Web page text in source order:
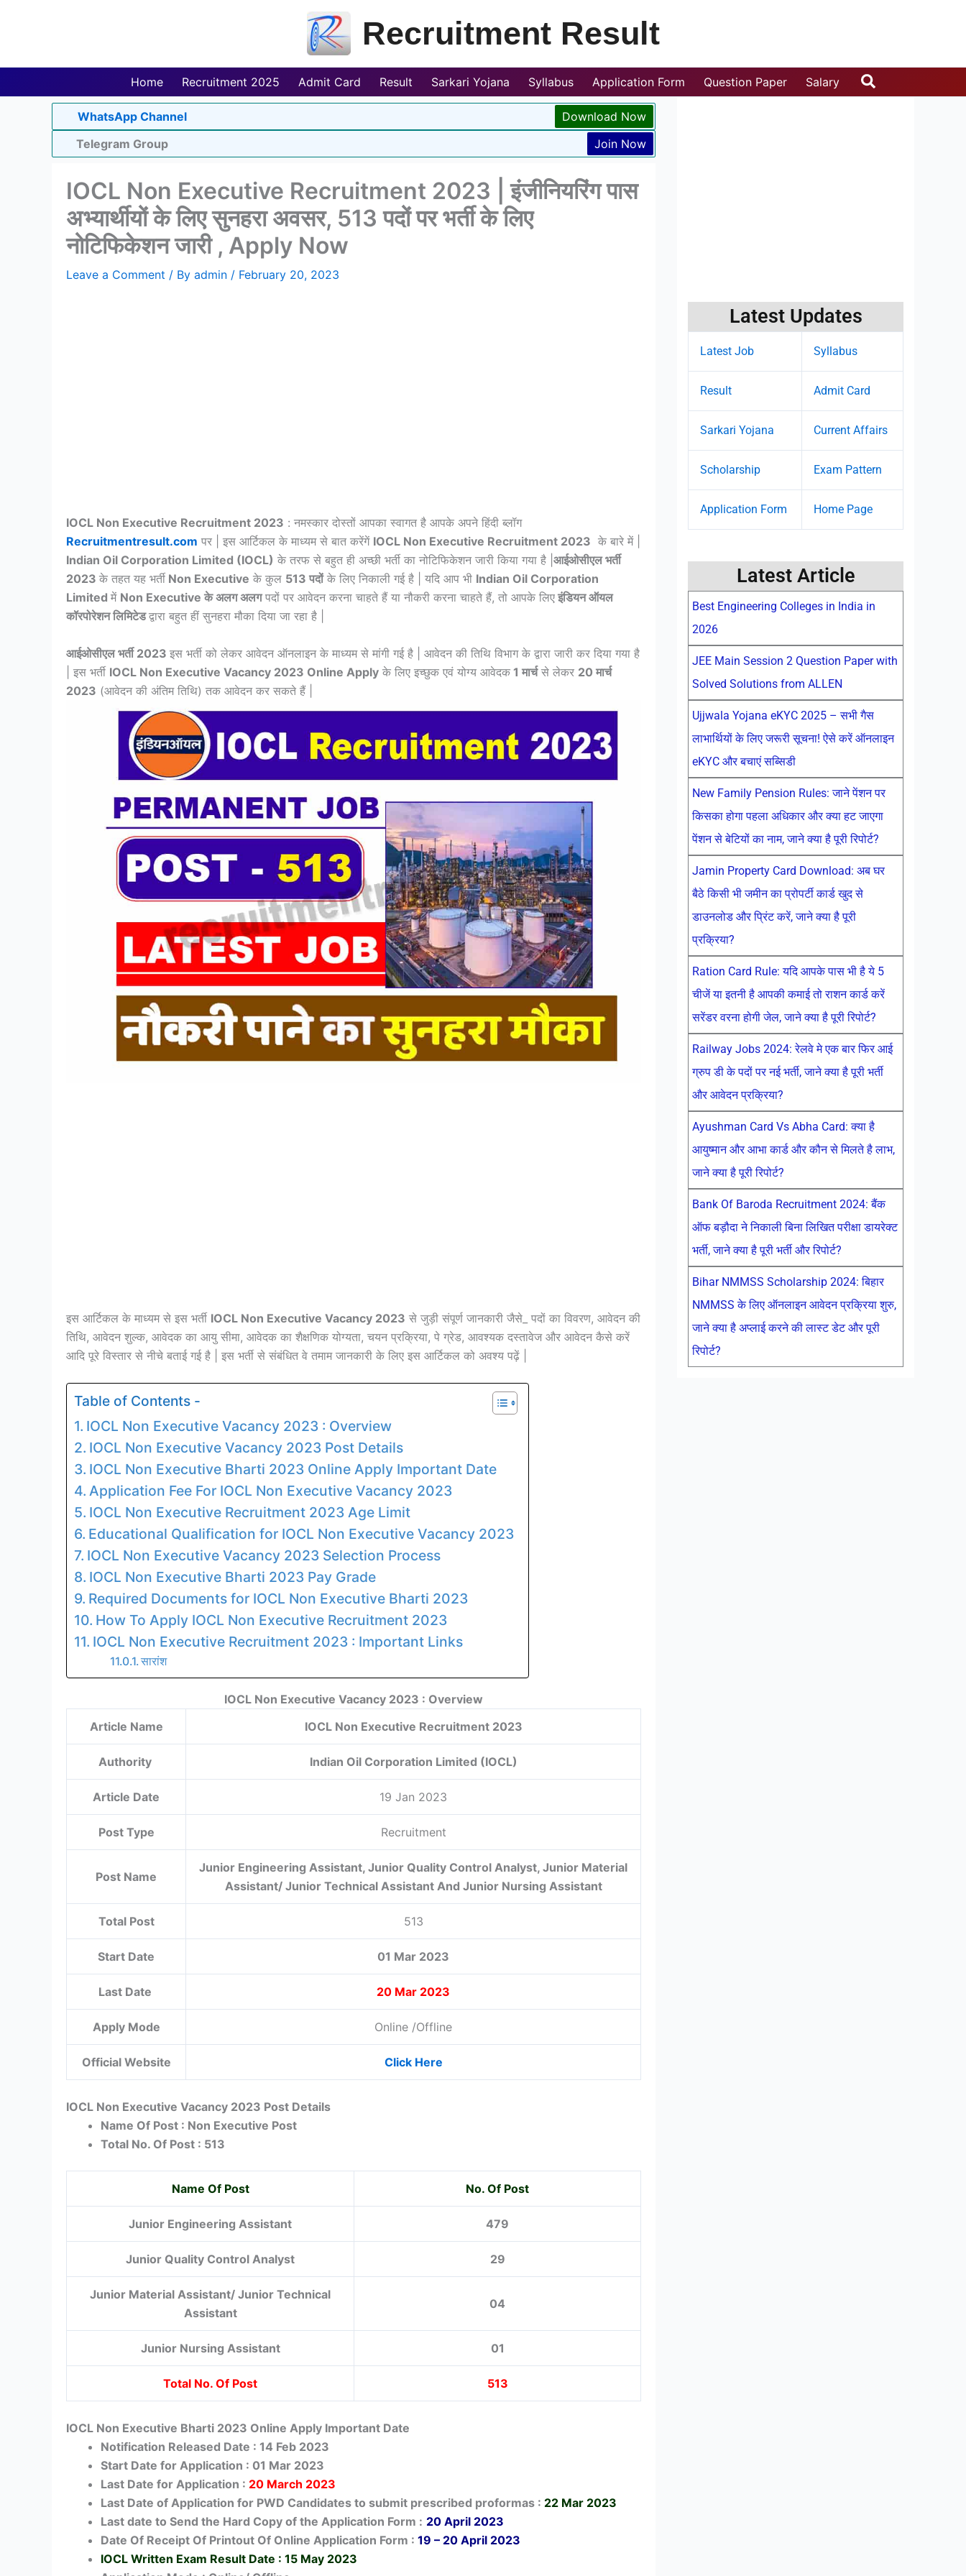
Recruitment Result
Home Recruitment 2025 Admit Card Result Sarkari Yojana Syllabus Application Form Question Paper Salary Search
WhatsApp Channel
Download Now
Telegram Group
Join Now
IOCL Non Executive Recruitment 2023 | इंजीनियरिंग पास
अभ्यार्थीयों के लिए सुनहरा अवसर, 513 पदों पर भर्ती के लिए
नोटिफिकेशन जारी , Apply Now
Leave a Comment / By admin / February 20, 2023
IOCL Non Executive Recruitment 2023 : नमस्कार दोस्तों आपका स्वागत है आपके अपने हिंदी ब्लॉग
Recruitmentresult.com पर | इस आर्टिकल के माध्यम से बात करेंगें IOCL Non Executive Recruitment 2023 के बारे में |
Indian Oil Corporation Limited (IOCL) के तरफ से बहुत ही अच्छी भर्ती का नोटिफिकेशन जारी किया गया है | आईओसीएल भर्ती
2023 के तहत यह भर्ती Non Executive के कुल 513 पदोंके लिए निकाली गई है | यदि आप भी Indian Oil Corporation
Limited में Non Executive के अलग अलगपदों पर आवेदन करना चाहते हैं या नौकरी करना चाहते हैं, तो आपके लिए इंडियन ऑयल
कॉरपोरेशन लिमिटेडद्वारा बहुत हीं सुनहरा मौका दिया जा रहा है |
आईओसीएल भर्ती 2023 इस भर्ती को लेकर आवेदन ऑनलाइन के माध्यम से मांगी गई है | आवेदन की तिथि विभाग के द्वारा जारी कर दिया गया है
| इस भर्ती IOCL Non Executive Vacancy 2023 Online Apply के लिए इच्छुक एवं योग्य आवेदक 1 मार्चसे लेकर 20 मार्च
2023 (आवेदन की अंतिम तिथि) तक आवेदन कर सकते हैं |
इस आर्टिकल के माध्यम से इस भर्ती IOCL Non Executive Vacancy 2023 से जुड़ी संपूर्ण जानकारी जैसे_ पदों का विवरण, आवेदन की
तिथि, आवेदन शुल्क, आवेदक का आयु सीमा, आवेदक का शैक्षणिक योग्यता, चयन प्रक्रिया, पे ग्रेड, आवश्यक दस्तावेज और आवेदन कैसे करें
आदि पूरे विस्तार से नीचे बताई गई है | इस भर्ती से संबंधित वे तमाम जानकारी के लिए इस आर्टिकल को अवश्य पढ़ें |
Table of Contents -
IOCL Non Executive Vacancy 2023 : Overview
IOCL Non Executive Vacancy 2023 Post Details
IOCL Non Executive Bharti 2023 Online Apply Important Date
Application Fee For IOCL Non Executive Vacancy 2023
IOCL Non Executive Recruitment 2023 Age Limit
Educational Qualification for IOCL Non Executive Vacancy 2023
IOCL Non Executive Vacancy 2023 Selection Process
IOCL Non Executive Bharti 2023 Pay Grade
Required Documents for IOCL Non Executive Bharti 2023
How To Apply IOCL Non Executive Recruitment 2023
IOCL Non Executive Recruitment 2023 : Important Links
सारांश
IOCL Non Executive Vacancy 2023 : Overview
Article Name
IOCL Non Executive Recruitment 2023
Authority Indian Oil Corporation Limited (IOCL)
Article Date 19 Jan 2023
Post Type Recruitment
Post Name
Junior Engineering Assistant, Junior Quality Control Analyst, Junior Material
Assistant/ Junior Technical Assistant And Junior Nursing Assistant
Total Post 513
Start Date 01 Mar 2023
Last Date 20 Mar 2023
Apply Mode Online /Offline
Official Website Click Here
IOCL Non Executive Vacancy 2023 Post Details
Name Of Post : Non Executive Post
Total No. Of Post : 513
Name Of Post No. Of Post
Junior Engineering Assistant 479
Junior Quality Control Analyst 29
Junior Material Assistant/ Junior Technical
Assistant
04
Junior Nursing Assistant 01
Total No. Of Post 513
IOCL Non Executive Bharti 2023 Online Apply Important Date
Notification Released Date : 14 Feb 2023
Start Date for Application : 01 Mar 2023
Last Date for Application : 20 March 2023
Last Date of Application for PWD Candidates to submit prescribed proformas : 22 Mar 2023
Last date to Send the Hard Copy of the Application Form : 20 April 2023
Date Of Receipt Of Printout Of Online Application Form : 19 – 20 April 2023
IOCL Written Exam Result Date : 15 May 2023
Latest Updates
Latest Job Syllabus
Result Admit Card
Sarkari Yojana Current Affairs
Scholarship Exam Pattern
Application Form Home Page
Latest Article
Best Engineering Colleges in India in
2026
JEE Main Session 2 Question Paper with
Solved Solutions from ALLEN
Ujjwala Yojana eKYC 2025 – सभी गैस
लाभार्थियों के लिए जरूरी सूचना! ऐसे करें ऑनलाइन
eKYC और बचाएं सब्सिडी
New Family Pension Rules: जाने पेंशन पर
किसका होगा पहला अधिकार और क्या हट जाएगा
पेंशन से बेटियों का नाम, जाने क्या है पूरी रिपोर्ट?
Jamin Property Card Download: अब घर
बैठे किसी भी जमीन का प्रोपर्टी कार्ड खुद से
डाउनलोड और प्रिंट करें, जाने क्या है पूरी
प्रक्रिया?
Ration Card Rule: यदि आपके पास भी है ये 5
चीजें या इतनी है आपकी कमाई तो राशन कार्ड करें
सरेंडर वरना होगी जेल, जाने क्या है पूरी रिपोर्ट?
Railway Jobs 2024: रेलवे मे एक बार फिर आई
ग्रुप डी के पदों पर नई भर्ती, जाने क्या है पूरी भर्ती
और आवेदन प्रक्रिया?
Ayushman Card Vs Abha Card: क्या है
आयुष्मान और आभा कार्ड और कौन से मिलते है लाभ,
जाने क्या है पूरी रिपोर्ट?
Bank Of Baroda Recruitment 2024: बैंक
ऑफ बड़ौदा ने निकाली बिना लिखित परीक्षा डायरेक्ट
भर्ती, जाने क्या है पूरी भर्ती और रिपोर्ट?
Bihar NMMSS Scholarship 2024: बिहार
NMMSS के लिए ऑनलाइन आवेदन प्रक्रिया शुरु,
जाने क्या है अप्लाई करने की लास्ट डेट और पूरी
रिपोर्ट?